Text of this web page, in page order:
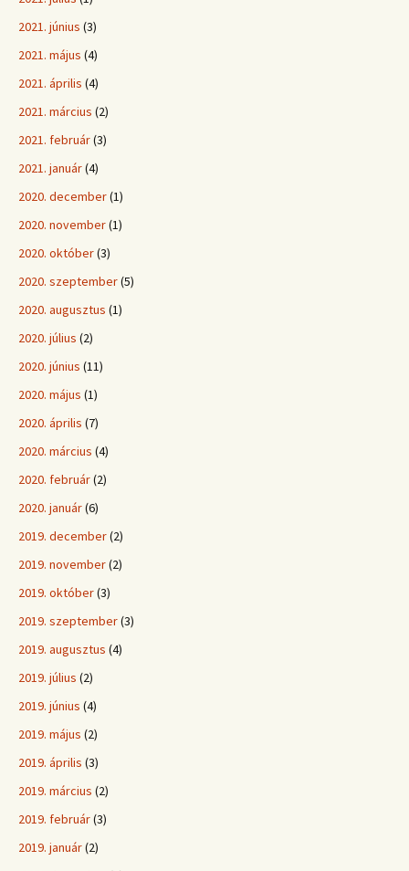
2021. június (3)
2021. május (4)
2021. április (4)
2021. március (2)
2021. február(3)
2021. január(4)
2020. december(1)
2020. november(1)
2020. október(3)
2020. szeptember(5)
2020. augusztus (1)
2020. július (2)
2020. június (11)
2020. május (1)
2020. április (7)
2020. március (4)
2020. február(2)
2020. január(6)
2019. december(2)
2019. november(2)
2019. október(3)
2019. szeptember(3)
2019. augusztus (4)
2019. július (2)
2019. június (4)
2019. május (2)
2019. április (3)
2019. március (2)
2019. február(3)
2019. január(2)